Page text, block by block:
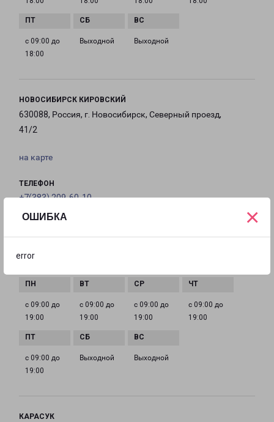
ОШИБКА
error
×
с 09:00 до
18:00
Выходной Выходной
НОВОСИБИРСК КИРОВСКИЙ
630088, Россия, г. Новосибирск, Северный проезд,
41/2
на карте
ТЕЛЕФОН
+7(383) 209-60-10
nsk@pecom.ru
с 09:00 до
19:00
с 09:00 до
19:00
с 09:00 до
19:00
с 09:00 до
19:00
с 09:00 до
19:00
Выходной Выходной
КАРАСУК